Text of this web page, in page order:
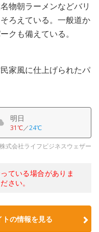
物朝ラーメンなどバリ
ろえている。一般道か
クも備えている。
家風に仕上げられたパ
明日
31℃／24℃
式会社ライフビジネスウェザー
ている場合がありま
さい。
の情報を見る